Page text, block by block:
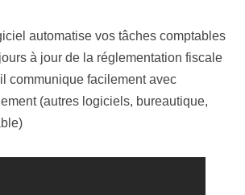
automatise vos tâches comptables
à jour de la réglementation fiscale
communique facilement avec
(autres logiciels, bureautique,